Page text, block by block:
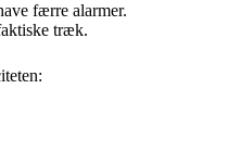
færre alarmer.
træk.